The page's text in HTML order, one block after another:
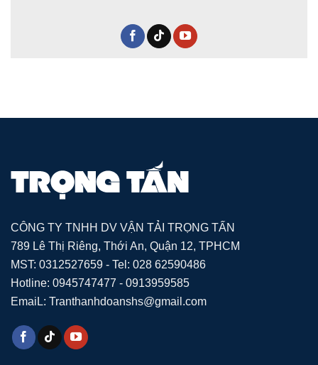
CÔNG TY TNHH DV VẬN TẢI TRỌNG TẤN
789 Lê Thị Riêng, Thới An, Quận 12, TPHCM
MST: 0312527659 - Tel: 028 62590486
Hotline: 0945747477 - 0913959585
EmaiL: Tranthanhdoanshs@gmail.com